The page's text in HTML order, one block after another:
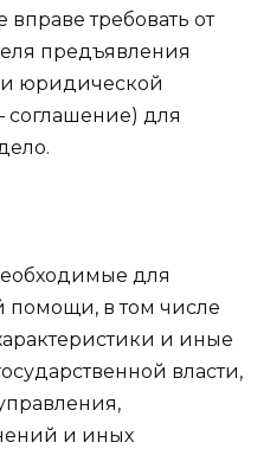
требовать от
предъявления
юридической
для
для
помощи, в том числе
и иные
власти,
и иных